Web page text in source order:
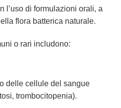
l’uso di formulazioni orali, a
flora batterica naturale.
o rari includono:
delle cellule del sangue
trombocitopenia).